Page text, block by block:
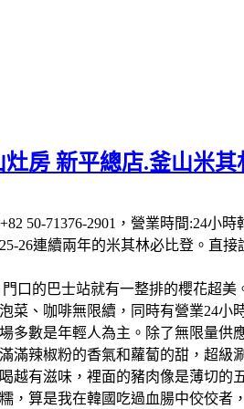
灶房 新平總店.釜山米
50-71376-2901，營業時間:24
26連續兩年的米其林必比登。直
口的巴士站就有一整排的櫻花超
、咖啡無限續，同時有營業24
多數是年輕人為主。除了無限量
滿辣椒粉的香氣和蘿蔔的甜，超
越有滋味，裡面的豬肉像是薄切
，算是我在韓國吃過血腸中佼佼者